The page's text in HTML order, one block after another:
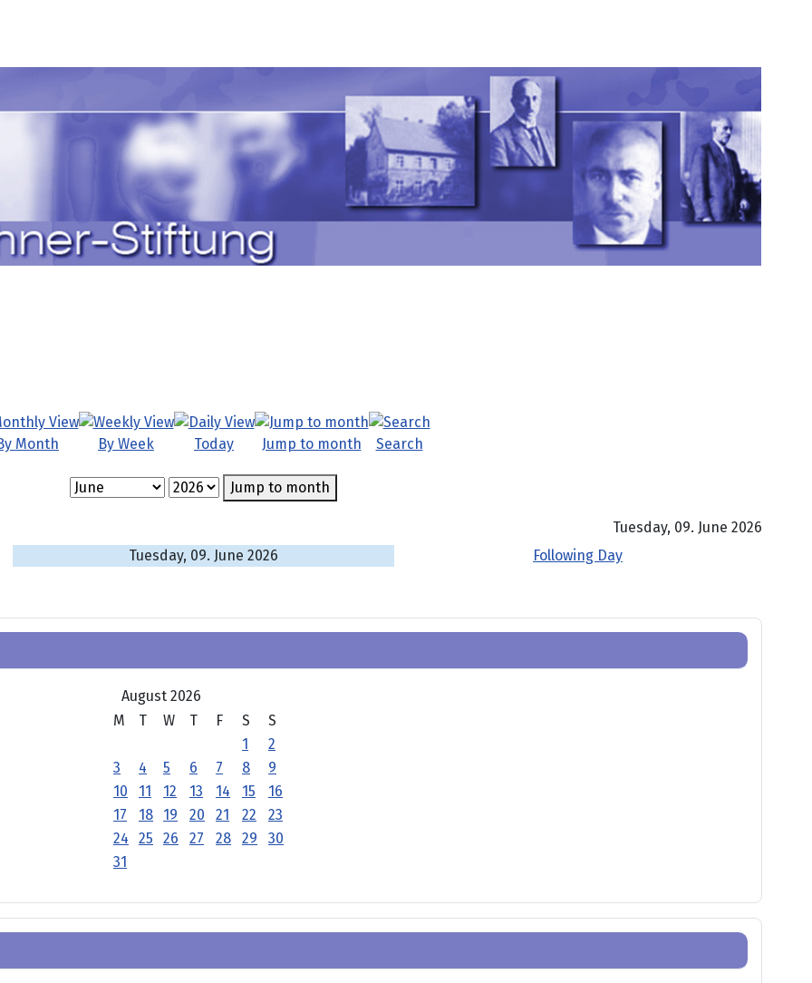
Month By Week Today Jump to month Search
Jump to month
Tuesday, 09. June 2026
Tuesday, 09. June 2026
Following Day
August 2026
M
T W T F S
S
1
2
3
4 5 6 7 8
9
10
11 12 13 14 15
16
17
18 19 20 21 22
23
24
25 26 27 28 29
30
31